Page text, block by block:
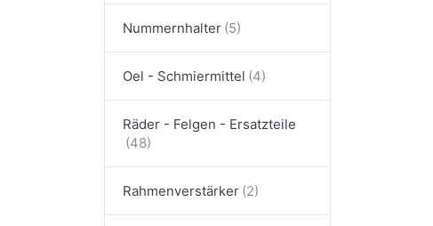
Nummernhalter
Oel - Schmiermittel
Räder - Felgen - Ersatzteile
Rahmenverstärker